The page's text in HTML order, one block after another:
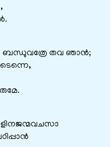
ബന്ധുവത്രേ തവ ഞാൻ;